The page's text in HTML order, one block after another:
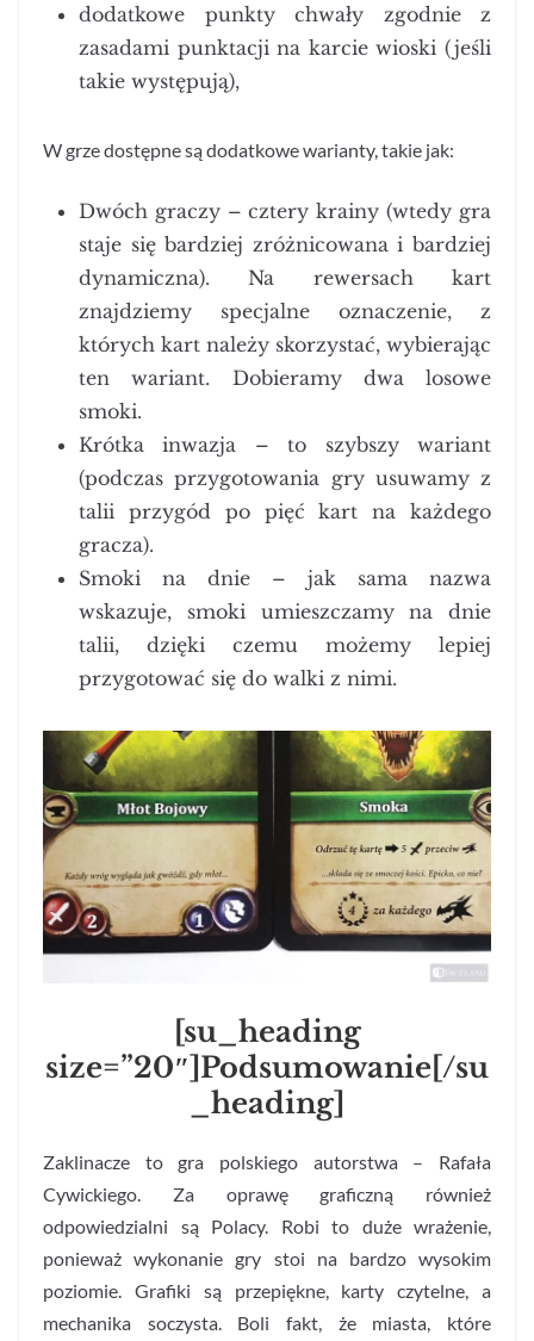
dodatkowe punkty chwały zgodnie z
zasadami punktacji na karcie wioski (jeśli
takie występują),
W grze dostępne są dodatkowe warianty, takie jak:
Dwóch graczy – cztery krainy (wtedy gra
staje się bardziej zróżnicowana i bardziej
dynamiczna). Na rewersach kart
znajdziemy specjalne oznaczenie, z
których kart należy skorzystać, wybierając
ten wariant. Dobieramy dwa losowe
smoki.
Krótka inwazja – to szybszy wariant
(podczas przygotowania gry usuwamy z
talii przygód po pięć kart na każdego
gracza).
Smoki na dnie – jak sama nazwa
wskazuje, smoki umieszczamy na dnie
talii, dzięki czemu możemy lepiej
przygotować się do walki z nimi.
[su_heading
size=”20″]Podsumowanie[/su
_heading]
Zaklinacze to gra polskiego autorstwa – Rafała
Cywickiego. Za oprawę graficzną również
odpowiedzialni są Polacy. Robi to duże wrażenie,
ponieważ wykonanie gry stoi na bardzo wysokim
poziomie. Grafiki są przepiękne, karty czytelne, a
mechanika soczysta. Boli fakt, że miasta, które